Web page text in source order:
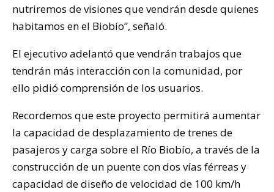
nutriremos de visiones que vendrán desde quienes
habitamos en el Biobío”, señaló.
El ejecutivo adelantó que vendrán trabajos que
tendrán más interacción con la comunidad, por
ello pidió comprensión de los usuarios.
Recordemos que este proyecto permitirá aumentar
la capacidad de desplazamiento de trenes de
pasajeros y carga sobre el Río Biobío, a través de la
construcción de un puente con dos vías férreas y
capacidad de diseño de velocidad de 100 km/h